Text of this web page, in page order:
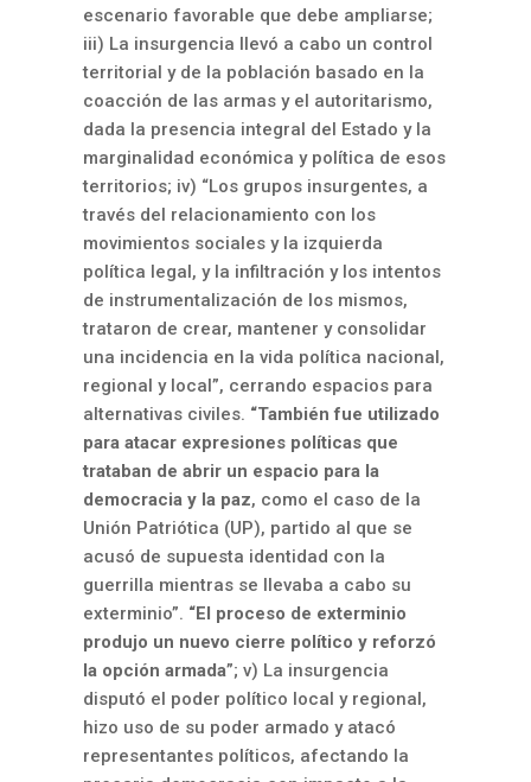
escenario favorable que debe ampliarse;
iii) La insurgencia llevó a cabo un control
territorial y de la población basado en la
coacción de las armas y el autoritarismo,
dada la presencia integral del Estado y la
marginalidad económica y política de esos
territorios; iv) “Los grupos insurgentes, a
través del relacionamiento con los
movimientos sociales y la izquierda
política legal, y la infiltración y los intentos
de instrumentalización de los mismos,
trataron de crear, mantener y consolidar
una incidencia en la vida política nacional,
regional y local”, cerrando espacios para
alternativas civiles. “También fue utilizado
para atacar expresiones políticas que
trataban de abrir un espacio para la
democracia y la paz, como el caso de la
Unión Patriótica (UP), partido al que se
acusó de supuesta identidad con la
guerrilla mientras se llevaba a cabo su
exterminio”. “El proceso de exterminio
produjo un nuevo cierre político y reforzó
la opción armada”; v) La insurgencia
disputó el poder político local y regional,
hizo uso de su poder armado y atacó
representantes políticos, afectando la